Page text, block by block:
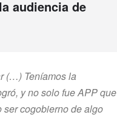
audiencia de
(…) Teníamos la
y no solo fue APP que
ser cogobierno de algo